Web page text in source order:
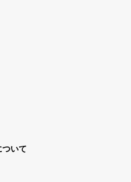
ついて